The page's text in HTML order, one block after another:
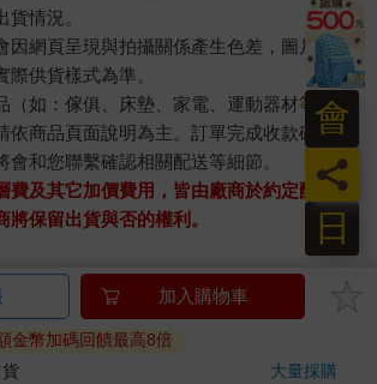
貨情況。
因網頁呈現與拍攝關係產生色差，圖片僅供
際供貨樣式為準。
（如：傢俱、床墊、家電、運動器材等）及
依商品頁面說明為主。訂單完成收款確認
會和您聯繫確認相關配送等細節。
費及其它加價費用，皆由廠商於約定配送時
將保留出貨與否的權利。
請您操作ATM! 如接獲電話要求您前往
聽從指示，以免受騙上當！
加入購物車
金幣加碼回饋最高8倍
大量採購
日
員
會